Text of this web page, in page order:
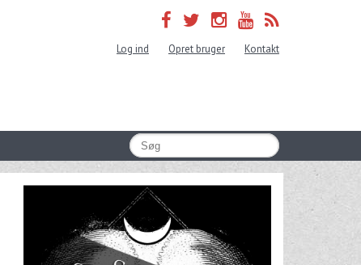
Log ind Opret bruger Kontakt